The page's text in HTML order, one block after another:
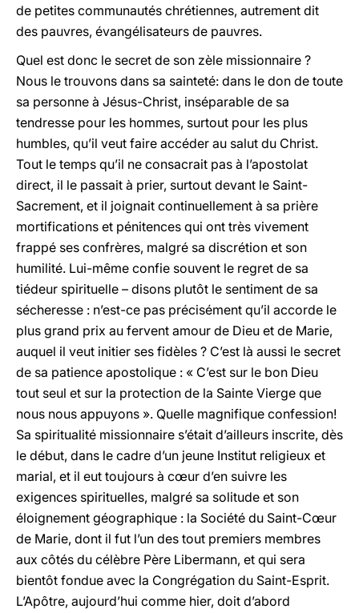
de petites communautés chrétiennes, autrement dit
des pauvres, évangélisateurs de pauvres.
Quel est donc le secret de son zèle missionnaire ?
Nous le trouvons dans sa sainteté: dans le don de toute
sa personne à Jésus-Christ, inséparable de sa
tendresse pour les hommes, surtout pour les plus
humbles, qu’il veut faire accéder au salut du Christ.
Tout le temps qu’il ne consacrait pas à l’apostolat
direct, il le passait à prier, surtout devant le Saint-
Sacrement, et il joignait continuellement à sa prière
mortifications et pénitences qui ont très vivement
frappé ses confrères, malgré sa discrétion et son
humilité. Lui-même confie souvent le regret de sa
tiédeur spirituelle – disons plutôt le sentiment de sa
sécheresse : n’est-ce pas précisément qu’il accorde le
plus grand prix au fervent amour de Dieu et de Marie,
auquel il veut initier ses fidèles ? C’est là aussi le secret
de sa patience apostolique : « C’est sur le bon Dieu
tout seul et sur la protection de la Sainte Vierge que
nous nous appuyons ». Quelle magnifique confession!
Sa spiritualité missionnaire s’était d’ailleurs inscrite, dès
le début, dans le cadre d’un jeune Institut religieux et
marial, et il eut toujours à cœur d’en suivre les
exigences spirituelles, malgré sa solitude et son
éloignement géographique : la Société du Saint-Cœur
de Marie, dont il fut l’un des tout premiers membres
aux côtés du célèbre Père Libermann, et qui sera
bientôt fondue avec la Congrégation du Saint-Esprit.
L’Apôtre, aujourd’hui comme hier, doit d’abord